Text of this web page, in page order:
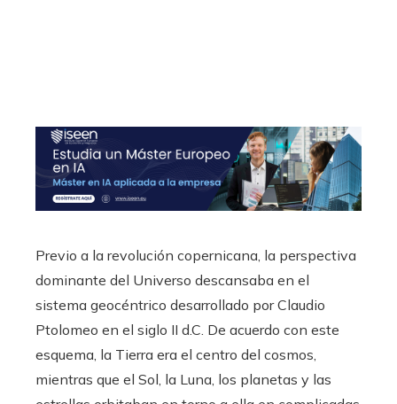
Previo a la revolución copernicana, la perspectiva
dominante del Universo descansaba en el
sistema geocéntrico desarrollado por Claudio
Ptolomeo en el siglo II d.C. De acuerdo con este
esquema, la Tierra era el centro del cosmos,
mientras que el Sol, la Luna, los planetas y las